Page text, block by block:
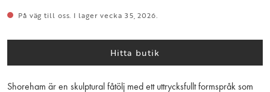
På väg till oss. I lager vecka 35, 2026.
Hitta butik
Shoreham är en skulptural fåtölj med ett uttrycksfullt formspråk som